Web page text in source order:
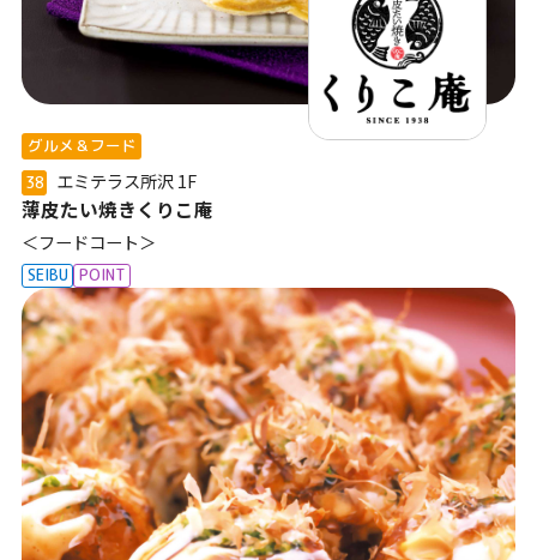
グルメ＆フード
38
エミテラス所沢 1F
薄皮たい焼きくりこ庵
＜フードコート＞
SEIBU POINT